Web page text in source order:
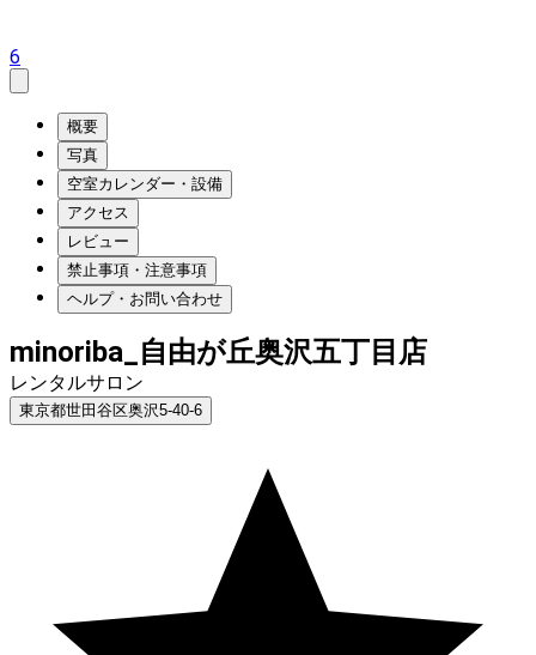
6
概要
写真
空室カレンダー・設備
アクセス
レビュー
禁止事項・注意事項
ヘルプ・お問い合わせ
minoriba_自由が丘奥沢五丁目店
レンタルサロン
東京都世田谷区奥沢5-40-6